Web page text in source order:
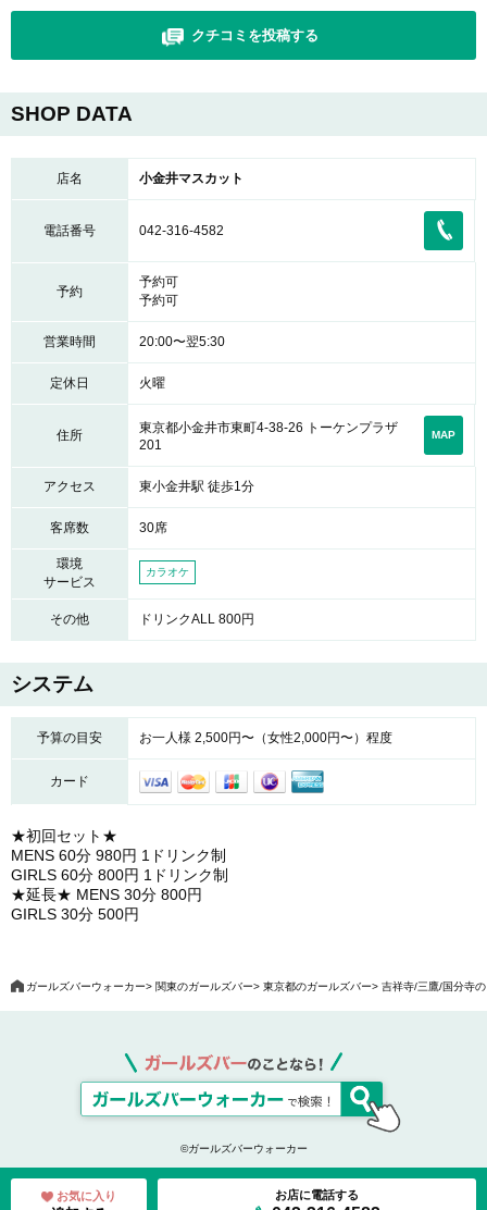
クチコミを投稿する
SHOP DATA
店名 小金井マスカット
電話番号 042-316-4582
予約
予約可
予約可
営業時間 20:00〜翌5:30
定休日 火曜
住所
東京都小金井市東町4-38-26 トーケンプラザ
201
MAP
アクセス 東小金井駅 徒歩1分
客席数 30席
環境
サービス
カラオケ
その他 ドリンクALL 800円
システム
予算の目安 お一人様 2,500円〜（女性2,000円〜）程度
カード
★初回セット★
MENS 60分 980円 1ドリンク制
GIRLS 60分 800円 1ドリンク制
★延長★ MENS 30分 800円
GIRLS 30分 500円
お気に入り お店に電話する
ガールズバーウォーカー 関東のガールズバー 東京都のガールズバー 吉祥寺/三鷹/国分寺
©ガールズバーウォーカー